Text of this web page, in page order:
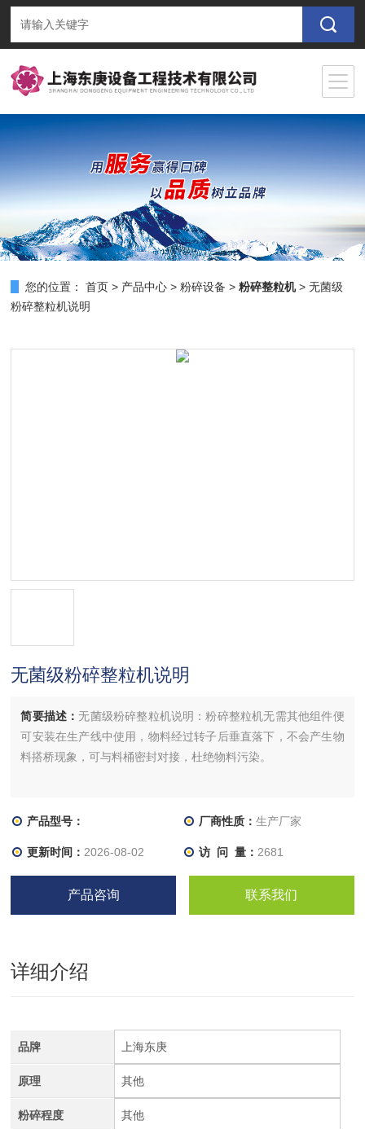
您的位置： 首页 > 产品中心 >粉碎设备 >粉碎整粒机> 无菌级
粉碎整粒机说明
无菌级粉碎整粒机说明
简要描述：无菌级粉碎整粒机说明：粉碎整粒机无需其他组件便
可安装在生产线中使用，物料经过转子后垂直落下，不会产生物
料搭桥现象，可与料桶密封对接，杜绝物料污染。
产品型号： 厂商性质： 生产厂家
更新时间： 2026-08-02 访 问 量： 2681
产品咨询 联系我们
详细介绍
品牌 上海东庚
原理 其他
粉碎程度 其他